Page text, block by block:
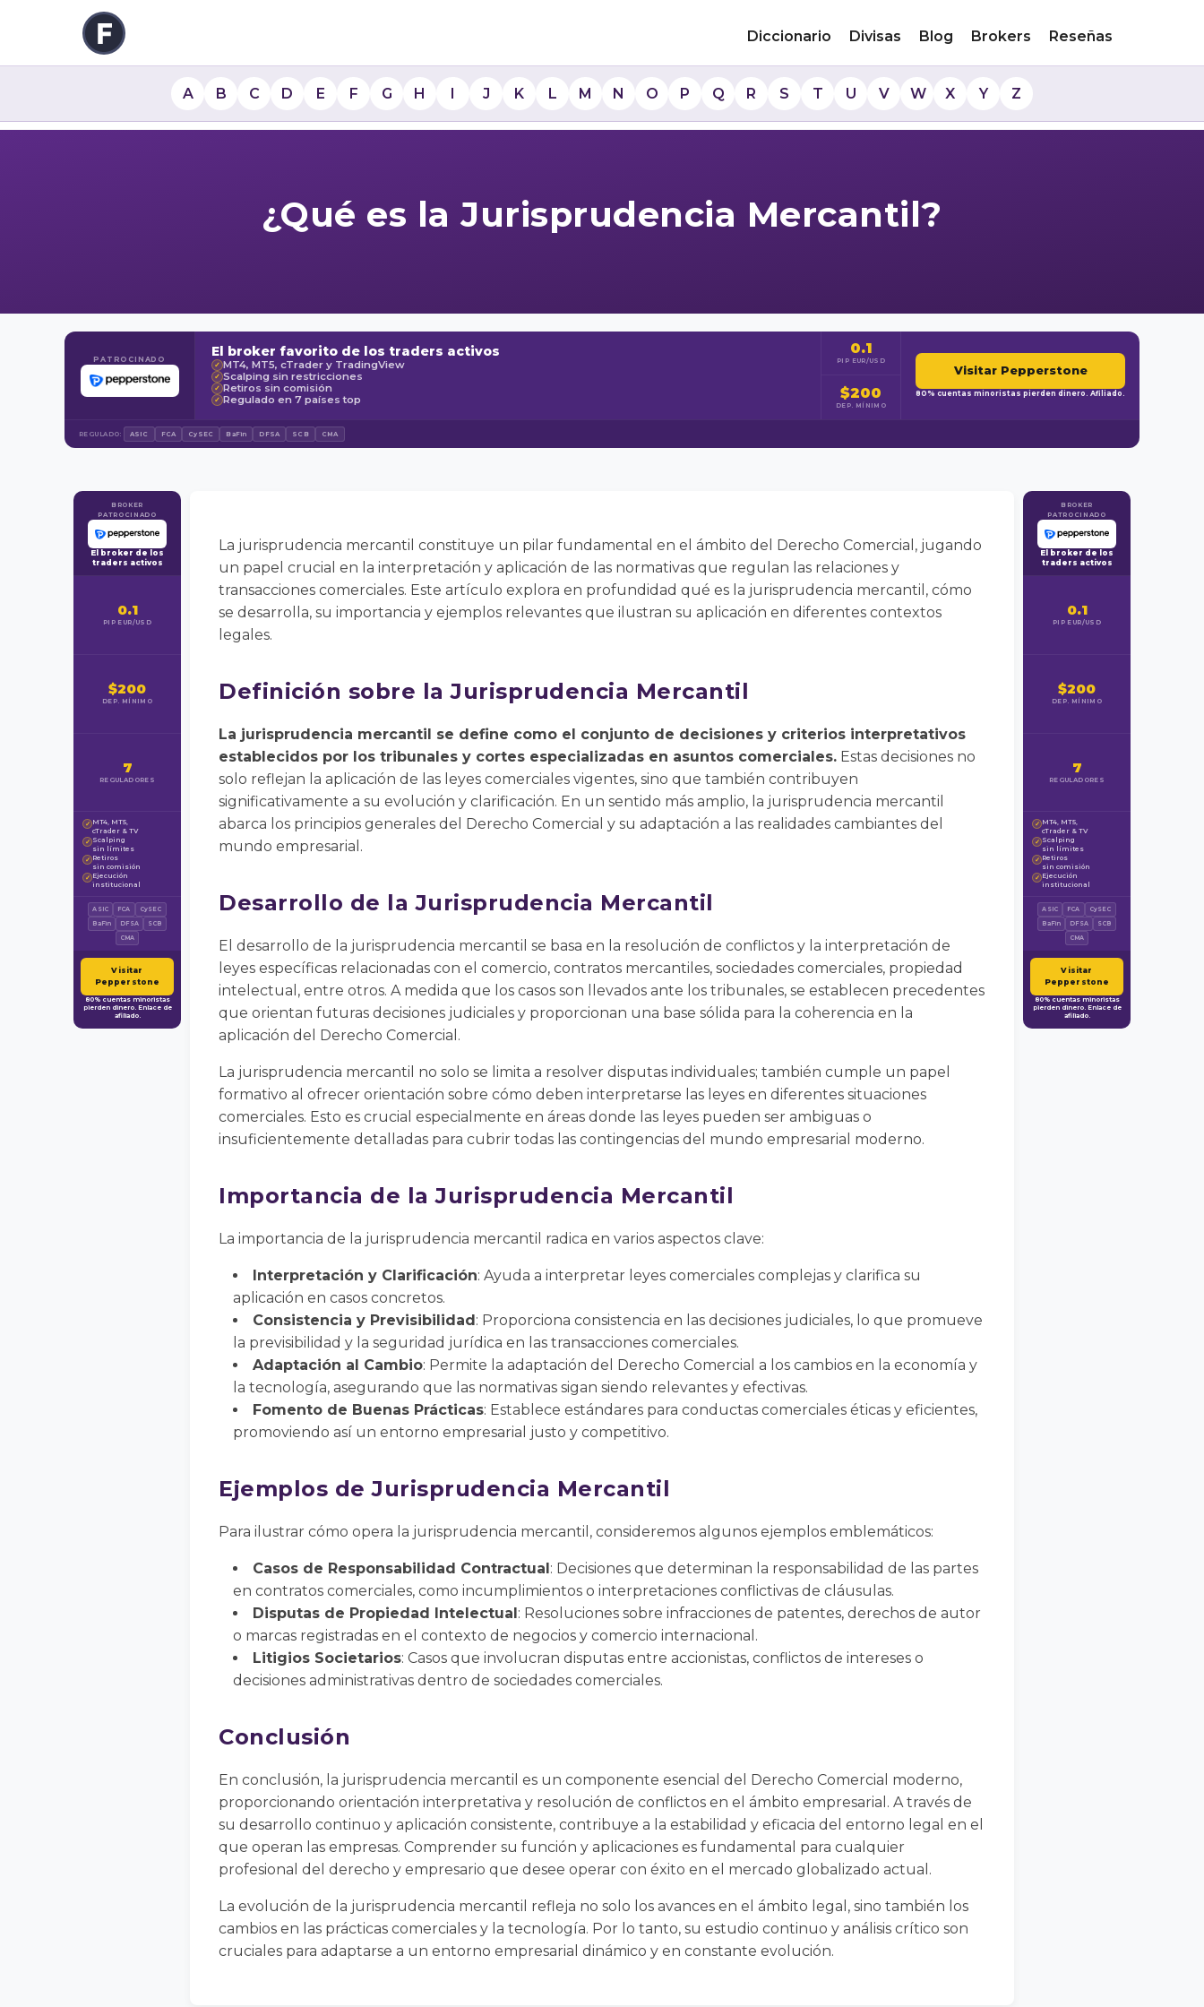
Diccionario Divisas Blog Brokers Reseñas
A B C D E F G H I J K L M N O P Q R S T U V W X Y Z
¿Qué es la Jurisprudencia Mercantil?
PATROCINADO El broker favorito de los traders activos
✓ MT4, MT5, cTrader y TradingView
✓ Scalping sin restricciones
✓ Retiros sin comisión
✓ Regulado en 7 países top
0.1
PIP EUR/USD
$200
DEP. MÍNIMO
Visitar Pepperstone
80% cuentas minoristas pierden dinero. Afiliado.
REGULADO: ASIC FCA CySEC BaFin DFSA SCB CMA
BROKER
PATROCINADO
El broker de los
traders activos
0.1
PIP EUR/USD
$200
DEP. MÍNIMO
7
REGULADORES
✓ MT4, MT5,
cTrader & TV
✓ Scalping
sin límites
✓ Retiros
sin comisión
✓ Ejecución
institucional
ASIC FCA
CySEC
BaFin
DFSA
SCB
CMA
Visitar
Pepperstone
80% cuentas minoristas
pierden dinero. Enlace de
afiliado.
La jurisprudencia mercantil constituye un pilar fundamental en el ámbito del Derecho Comercial, jugando
un papel crucial en la interpretación y aplicación de las normativas que regulan las relaciones y
transacciones comerciales. Este artículo explora en profundidad qué es la jurisprudencia mercantil, cómo
se desarrolla, su importancia y ejemplos relevantes que ilustran su aplicación en diferentes contextos
legales.
Definición sobre la Jurisprudencia Mercantil
La jurisprudencia mercantil se define como el conjunto de decisiones y criterios interpretativos
establecidos por los tribunales y cortes especializadas en asuntos comerciales. Estas decisiones no
solo reflejan la aplicación de las leyes comerciales vigentes, sino que también contribuyen
significativamente a su evolución y clarificación. En un sentido más amplio, la jurisprudencia mercantil
abarca los principios generales del Derecho Comercial y su adaptación a las realidades cambiantes del
mundo empresarial.
Desarrollo de la Jurisprudencia Mercantil
El desarrollo de la jurisprudencia mercantil se basa en la resolución de conflictos y la interpretación de
leyes específicas relacionadas con el comercio, contratos mercantiles, sociedades comerciales, propiedad
intelectual, entre otros. A medida que los casos son llevados ante los tribunales, se establecen precedentes
que orientan futuras decisiones judiciales y proporcionan una base sólida para la coherencia en la
aplicación del Derecho Comercial.
La jurisprudencia mercantil no solo se limita a resolver disputas individuales; también cumple un papel
formativo al ofrecer orientación sobre cómo deben interpretarse las leyes en diferentes situaciones
comerciales. Esto es crucial especialmente en áreas donde las leyes pueden ser ambiguas o
insuficientemente detalladas para cubrir todas las contingencias del mundo empresarial moderno.
Importancia de la Jurisprudencia Mercantil
La importancia de la jurisprudencia mercantil radica en varios aspectos clave:
Interpretación y Clarificación: Ayuda a interpretar leyes comerciales complejas y clarifica su
aplicación en casos concretos.
Consistencia y Previsibilidad : Proporciona consistencia en las decisiones judiciales, lo que promueve
la previsibilidad y la seguridad jurídica en las transacciones comerciales.
Adaptación al Cambio: Permite la adaptación del Derecho Comercial a los cambios en la economía y
la tecnología, asegurando que las normativas sigan siendo relevantes y efectivas.
Fomento de Buenas Prácticas: Establece estándares para conductas comerciales éticas y eficientes,
promoviendo así un entorno empresarial justo y competitivo.
Ejemplos de Jurisprudencia Mercantil
Para ilustrar cómo opera la jurisprudencia mercantil, consideremos algunos ejemplos emblemáticos:
Casos de Responsabilidad Contractual : Decisiones que determinan la responsabilidad de las partes
en contratos comerciales, como incumplimientos o interpretaciones conflictivas de cláusulas.
Disputas de Propiedad Intelectual : Resoluciones sobre infracciones de patentes, derechos de autor
o marcas registradas en el contexto de negocios y comercio internacional.
Litigios Societarios: Casos que involucran disputas entre accionistas, conflictos de intereses o
decisiones administrativas dentro de sociedades comerciales.
Conclusión
En conclusión, la jurisprudencia mercantil es un componente esencial del Derecho Comercial moderno,
proporcionando orientación interpretativa y resolución de conflictos en el ámbito empresarial. A través de
su desarrollo continuo y aplicación consistente, contribuye a la estabilidad y eficacia del entorno legal en el
que operan las empresas. Comprender su función y aplicaciones es fundamental para cualquier
profesional del derecho y empresario que desee operar con éxito en el mercado globalizado actual.
La evolución de la jurisprudencia mercantil refleja no solo los avances en el ámbito legal, sino también los
cambios en las prácticas comerciales y la tecnología. Por lo tanto, su estudio continuo y análisis crítico son
cruciales para adaptarse a un entorno empresarial dinámico y en constante evolución.
BROKER
PATROCINADO
El broker de los
traders activos
0.1
PIP EUR/USD
$200
DEP. MÍNIMO
7
REGULADORES
✓ MT4, MT5,
cTrader & TV
✓ Scalping
sin límites
✓ Retiros
sin comisión
✓ Ejecución
institucional
ASIC FCA
CySEC
BaFin
DFSA
SCB
CMA
Visitar
Pepperstone
80% cuentas minoristas
pierden dinero. Enlace de
afiliado.